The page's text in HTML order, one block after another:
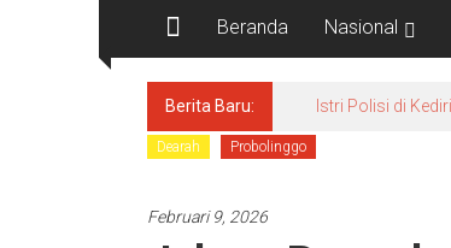
Beranda Nasional
Berita Baru: Istri Polisi di
Dearah Probolinggo
Februari 9, 2026